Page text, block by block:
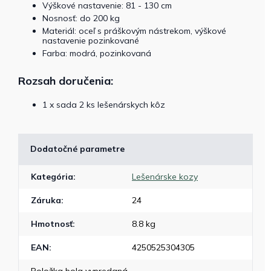
Výškové nastavenie: 81 - 130 cm
Nosnosť: do 200 kg
Materiál: oceľ s práškovým nástrekom, výškové
nastavenie pozinkované
Farba: modrá, pozinkovaná
Rozsah doručenia:
1 x sada 2 ks lešenárskych kôz
Dodatočné parametre
Kategória: Lešenárske kozy
Záruka: 24
Hmotnosť: 8.8 kg
EAN: 4250525304305